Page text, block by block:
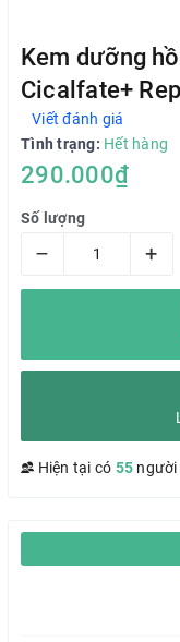
Kem dưỡng
Cicalfate+
Viết đánh giá
Tình trạng: Hết hàng
290.000₫
Số lượng
– +
Hiện tại có 55 người